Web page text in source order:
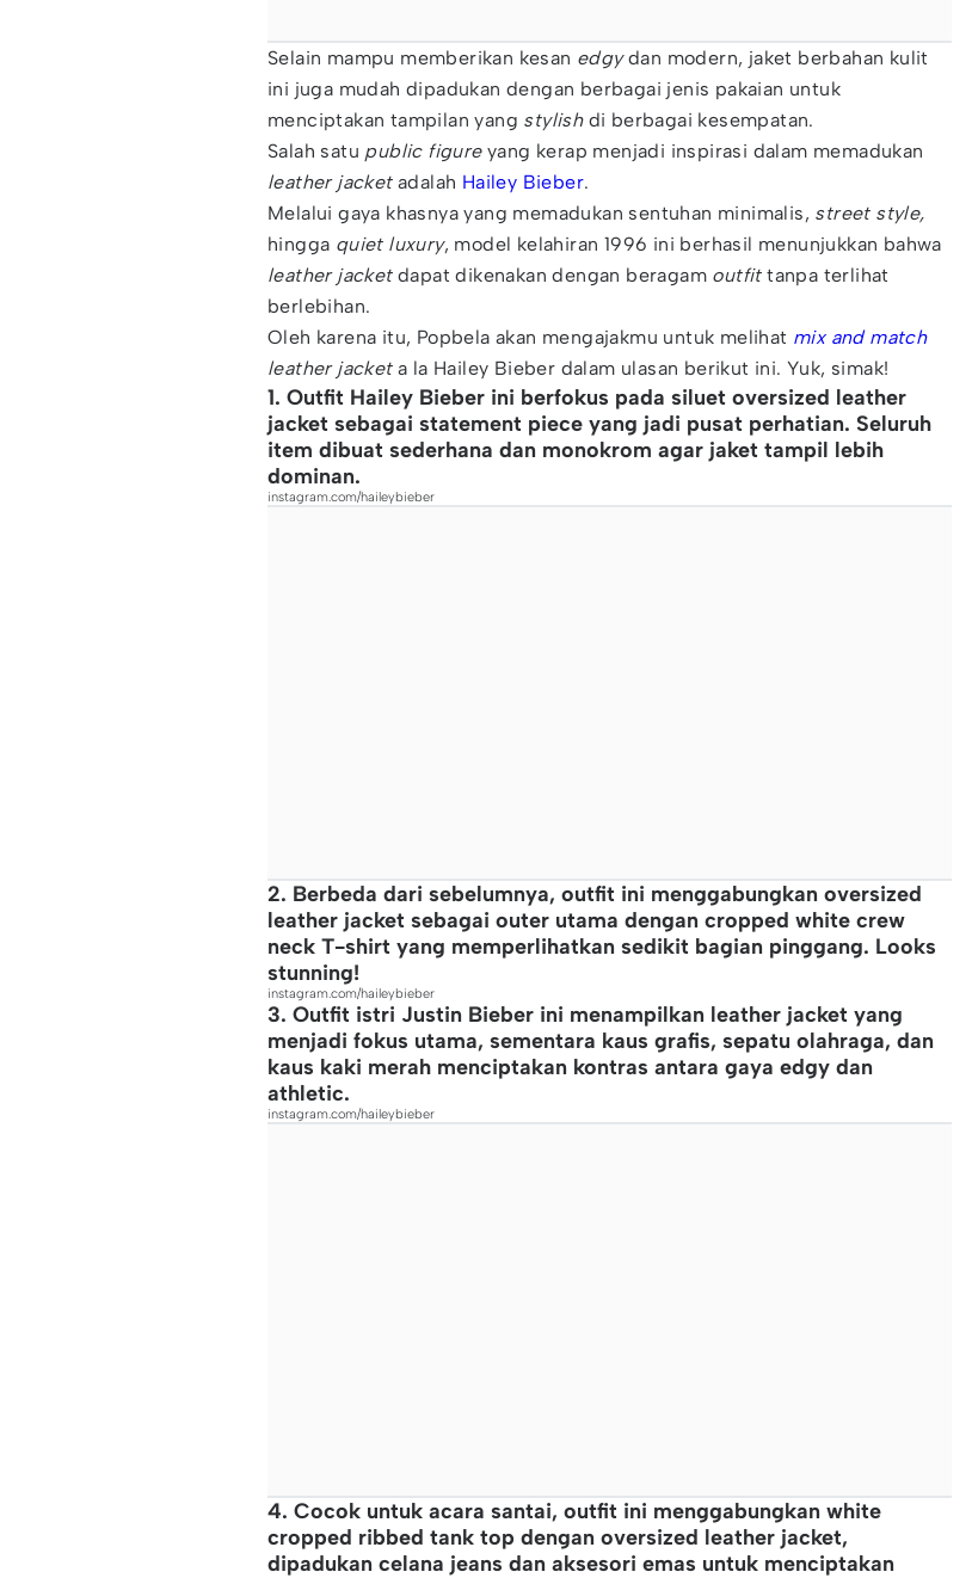
Selain mampu memberikan kesan edgydan modern, jaket berbahan kulit
ini juga mudah dipadukan dengan berbagai jenis pakaian untuk
menciptakan tampilan yang stylishdi berbagai kesempatan.
Salah satu public figureyang kerap menjadi inspirasi dalam memadukan
leather jacketadalah Hailey Bieber.
Melalui gaya khasnya yang memadukan sentuhan minimalis, street style,
hingga quiet luxury, model kelahiran 1996 ini berhasil menunjukkan bahwa
leather jacket dapat dikenakan dengan beragam outfittanpa terlihat
berlebihan.
Oleh karena itu, Popbela akan mengajakmu untuk melihat mix and match
leather jacketa la Hailey Bieber dalam ulasan berikut ini. Yuk, simak!
1. Outfit Hailey Bieber ini berfokus pada siluet oversized leather
jacket sebagai statement piece yang jadi pusat perhatian. Seluruh
item dibuat sederhana dan monokrom agar jaket tampil lebih
dominan.
instagram.com/haileybieber
2. Berbeda dari sebelumnya, outfit ini menggabungkan oversized
leather jacket sebagai outer utama dengan cropped white crew
neck T-shirt yang memperlihatkan sedikit bagian pinggang. Looks
stunning!
instagram.com/haileybieber
3. Outfit istri Justin Bieber ini menampilkan leather jacket yang
menjadi fokus utama, sementara kaus grafis, sepatu olahraga, dan
kaus kaki merah menciptakan kontras antara gaya edgy dan
athletic.
instagram.com/haileybieber
4. Cocok untuk acara santai, outfit ini menggabungkan white
cropped ribbed tank top dengan oversized leather jacket,
dipadukan celana jeans dan aksesori emas untuk menciptakan